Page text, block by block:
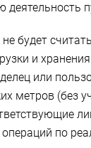
деятельность
будет
и
или
метров (без
по